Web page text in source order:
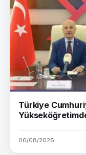
Türkiye
06/08/2026